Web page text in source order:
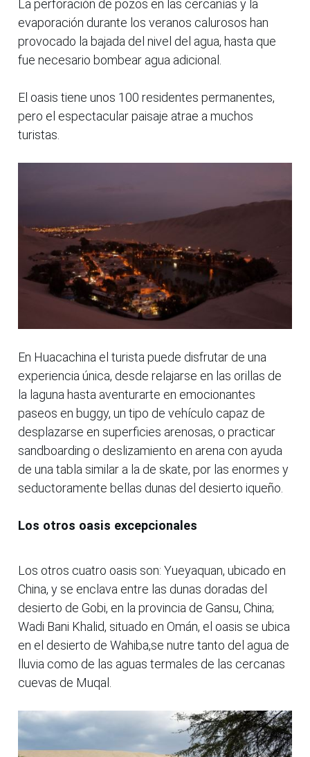
La perforación de pozos en las cercanías y la
evaporación durante los veranos calurosos han
provocado la bajada del nivel del agua, hasta que
fue necesario bombear agua adicional.
El oasis tiene unos 100 residentes permanentes,
pero el espectacular paisaje atrae a muchos
turistas.
En Huacachina el turista puede disfrutar de una
experiencia única, desde relajarse en las orillas de
la laguna hasta aventurarte en emocionantes
paseos en buggy, un tipo de vehículo capaz de
desplazarse en superficies arenosas, o practicar
sandboarding o deslizamiento en arena con ayuda
de una tabla similar a la de skate, por las enormes y
seductoramente bellas dunas del desierto iqueño.
Los otros oasis excepcionales
Los otros cuatro oasis son: Yueyaquan, ubicado en
China, y se enclava entre las dunas doradas del
desierto de Gobi, en la provincia de Gansu, China;
Wadi Bani Khalid, situado en Omán, el oasis se ubica
en el desierto de Wahiba,se nutre tanto del agua de
lluvia como de las aguas termales de las cercanas
cuevas de Muqal.